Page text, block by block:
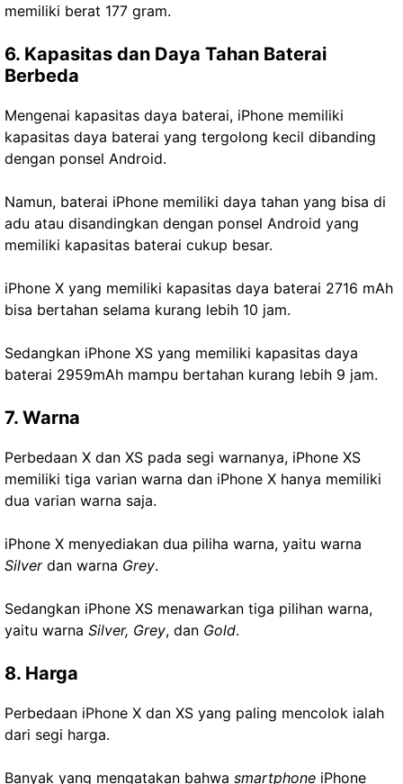
memiliki berat 177 gram.
6. Kapasitas dan Daya Tahan Baterai
Berbeda
Mengenai kapasitas daya baterai, iPhone memiliki
kapasitas daya baterai yang tergolong kecil dibanding
dengan ponsel Android.
Namun, baterai iPhone memiliki daya tahan yang bisa di
adu atau disandingkan dengan ponsel Android yang
memiliki kapasitas baterai cukup besar.
iPhone X yang memiliki kapasitas daya baterai 2716 mAh
bisa bertahan selama kurang lebih 10 jam.
Sedangkan iPhone XS yang memiliki kapasitas daya
baterai 2959mAh mampu bertahan kurang lebih 9 jam.
7. Warna
Perbedaan X dan XS pada segi warnanya, iPhone XS
memiliki tiga varian warna dan iPhone X hanya memiliki
dua varian warna saja.
iPhone X menyediakan dua piliha warna, yaitu warna
Silverdan warna Grey.
Sedangkan iPhone XS menawarkan tiga pilihan warna,
yaitu warna Silver, Grey, dan Gold.
8. Harga
Perbedaan iPhone X dan XS yang paling mencolok ialah
dari segi harga.
Banyak yang mengatakan bahwa smartphone iPhone